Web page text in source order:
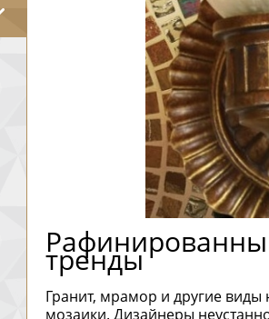
тренды
Гранит, мрамор и другие виды
мозаики. Дизайнеры